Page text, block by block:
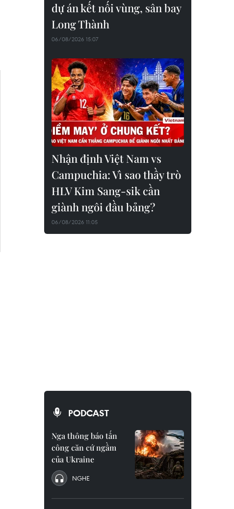
dự án kết nối vùng, sân bay
Long Thành
06/08/2026 15:07
Nhận định Việt Nam vs
Campuchia: Vì sao thầy trò
HLV Kim Sang-sik cần
giành ngôi đầu bảng?
06/08/2026 11:05
PODCAST
Nga thông báo tấn
công căn cứ ngầm
của Ukraine
NGHE